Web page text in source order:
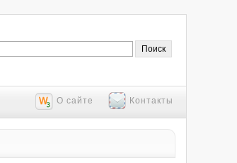
О сайте Контакты